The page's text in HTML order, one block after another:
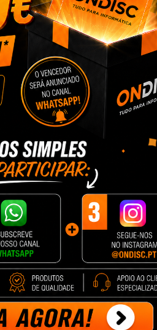
exibe os parâmetros
diagnostica e
também pode
IEC 62196-2 e GB/
invólucro com